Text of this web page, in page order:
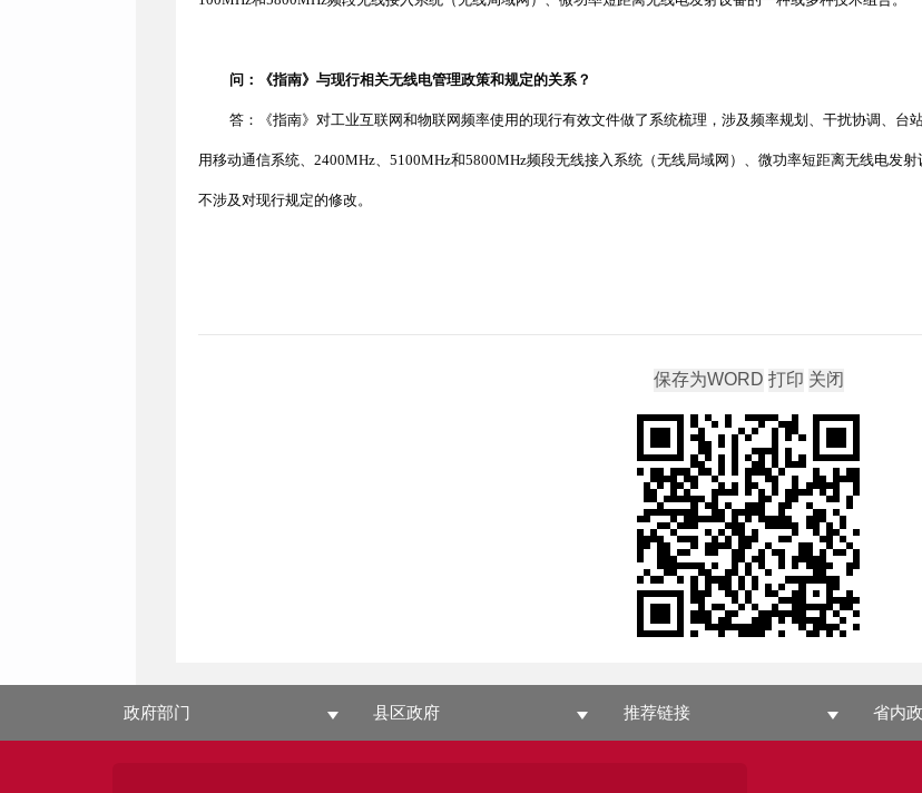
问：《指南》与现行相关无线电管理政策和规定的关系？
答：《指南》对工业互联网和物联网频率使用的现行有效文件做了系统梳理，涉及频率规划、干扰协调、台
用移动通信系统、 2400MHz、5100MHz和5800MHz频段无线接入系统（无线局域网）、微功率短距离无线电发
不涉及对现行规定的修改。
政府部门 县区政府 推荐链接 省内